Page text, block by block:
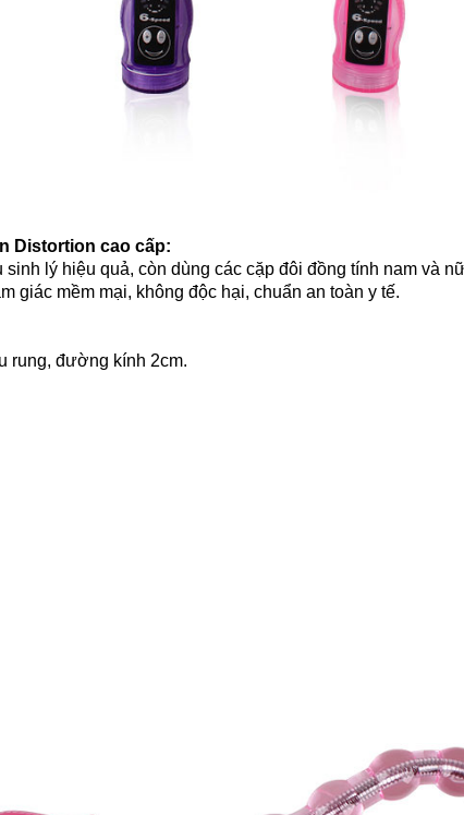
Distortion cao cấp:
lý hiệu quả, còn dùng các cặp đôi đồng tính nam và
giác mềm mại, không độc hại, chuẩn an toàn y tế.
rung, đường kính 2cm.